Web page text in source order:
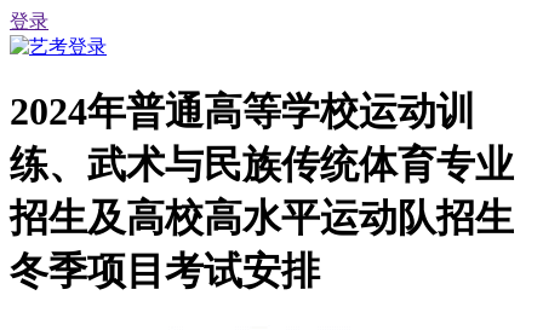
登录
2024年普通高等学校运动训
练、武术与民族传统体育专业
招生及高校高水平运动队招生
冬季项目考试安排